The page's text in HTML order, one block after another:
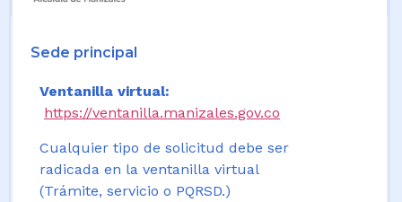
Sede principal
Ventanilla virtual:
https://ventanilla.manizales.gov.co
Cualquier tipo de solicitud debe ser
radicada en la ventanilla virtual
(Trámite, servicio o PQRSD.)